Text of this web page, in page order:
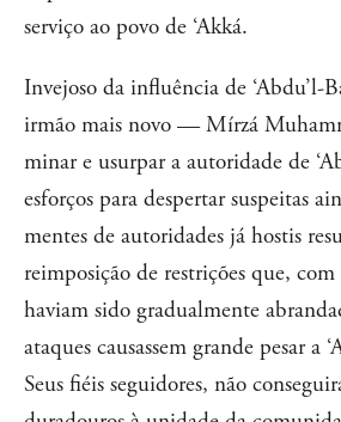
serviço ao povo de ‘Akká.
Invejoso da influência de ‘Abdu’l-
irmão mais novo — Mírzá
minar e usurpar a autoridade de
esforços para despertar suspeitas
mentes de autoridades já hostis
reimposição de restrições que, com
haviam sido gradualmente
ataques causassem grande pesar a
Seus fiéis seguidores, não